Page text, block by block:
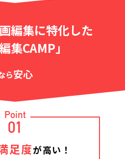
編集に特化した
集CAMP」
ら安心
Point
01
足度が高い！